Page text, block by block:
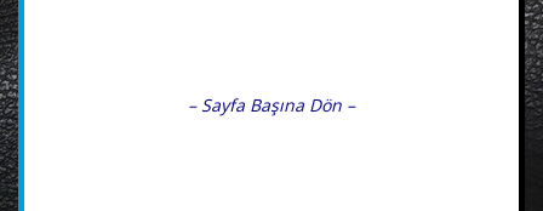
– Sayfa Başına Dön –